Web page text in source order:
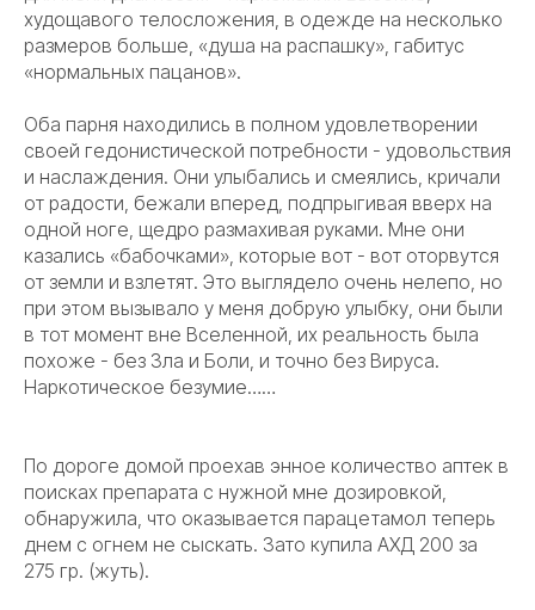
худощавого телосложения, в одежде на несколько
размеров больше, «душа на распашку», габитус
«нормальных пацанов».
Оба парня находились в полном удовлетворении
своей гедонистической потребности - удовольствия
и наслаждения. Они улыбались и смеялись, кричали
от радости, бежали вперед, подпрыгивая вверх на
одной ноге, щедро размахивая руками. Мне они
казались «бабочками», которые вот - вот оторвутся
от земли и взлетят. Это выглядело очень нелепо, но
при этом вызывало у меня добрую улыбку, они были
в тот момент вне Вселенной, их реальность была
похоже - без Зла и Боли, и точно без Вируса.
Наркотическое безумие……
По дороге домой проехав энное количество аптек в
поисках препарата с нужной мне дозировкой,
обнаружила, что оказывается парацетамол теперь
днем с огнем не сыскать. Зато купила АХД 200 за
275 гр. (жуть).